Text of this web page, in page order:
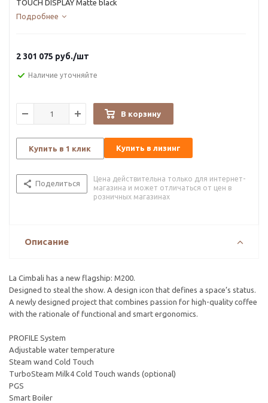
TOUCH DISPLAY Matte black
Подробнее
2 301 075 руб./шт
Наличие уточняйте
В корзину
Купить в 1 клик Купить в лизинг
Поделиться
Цена действительна только для интернет-
магазина и может отличаться от цен в
розничных магазинах
Описание
La Cimbali has a new flagship: M200.
Designed to steal the show. A design icon that defines a space’s status.
A newly designed project that combines passion for high-quality coffee
with the rationale of functional and smart ergonomics.
PROFILE System
Adjustable water temperature
Steam wand Cold Touch
TurboSteam Milk4 Cold Touch wands (optional)
PGS
Smart Boiler